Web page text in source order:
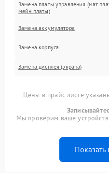
Замена платы управления
мейн платы)
Замена аккумулятора
Замена корпуса
Замена дисплея (экрана)
Цены в прайс-листе
Мы проверим ваше
Показать